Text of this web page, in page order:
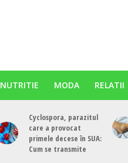
NUTRITIE MODA RELATII
Cyclospora, parazitul
care a provocat
primele decese în SUA:
Cum se transmite